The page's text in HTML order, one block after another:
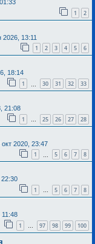
1 2
2026, 13:11
1 2 3 4 5 6
18:14
1 30 31 32 33
21:08
1 … 25 26 27 28
окт 2020, 23:47
1 5 6 7 8
1 … 5 6 7 8
1 … 97 98 99 100